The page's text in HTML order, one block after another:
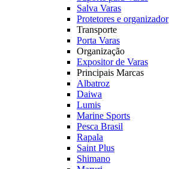
Salva Varas
Protetores e organizador
Transporte
Porta Varas
Organização
Expositor de Varas
Principais Marcas
Albatroz
Daiwa
Lumis
Marine Sports
Pesca Brasil
Rapala
Saint Plus
Shimano